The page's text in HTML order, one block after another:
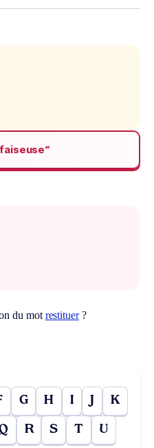
du mot restituer?
G H I J K
R S T U